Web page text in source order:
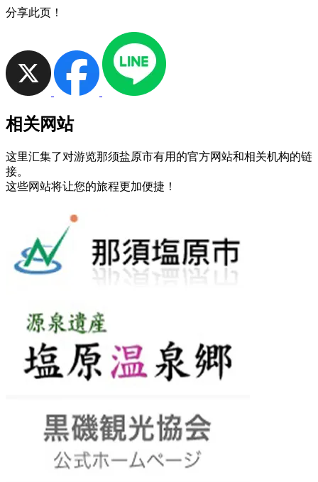
分享此页！
相关网站
这里汇集了对游览那须盐原市有用的官方网站和相关机构的链
接。
这些网站将让您的旅程更加便捷！